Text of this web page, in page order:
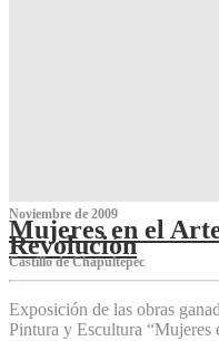
Noviembre de 2009
Mujeres en el
Revolución
Castillo de Chapultepec
Exposición de las obras
Pintura y Escultura “Mujeres